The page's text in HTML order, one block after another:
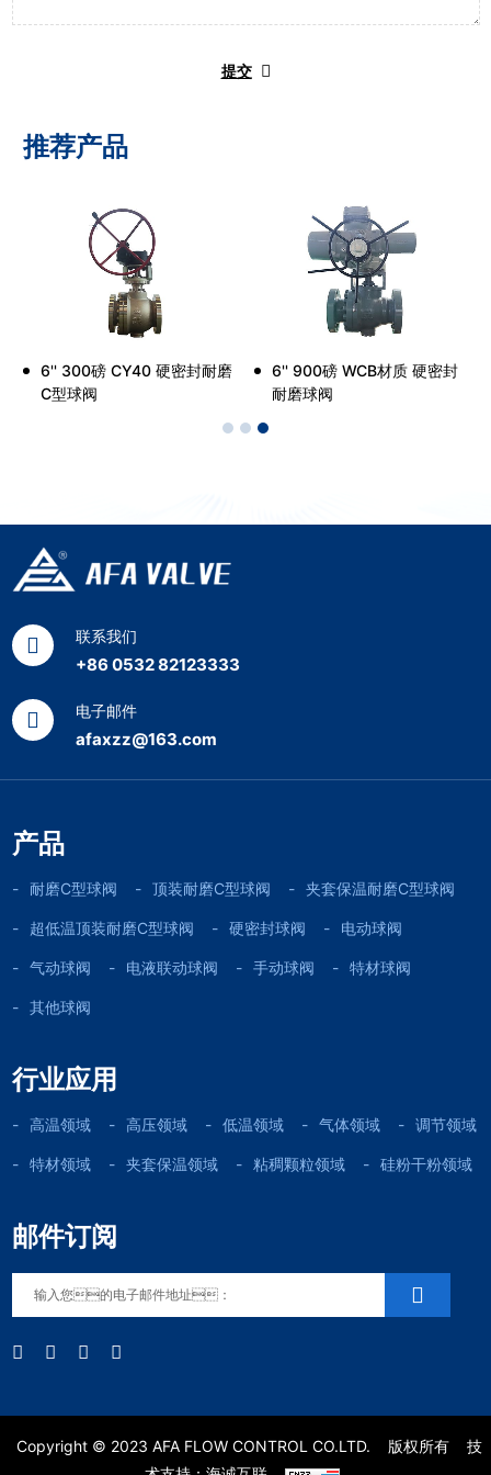
提交
推荐产品
6'' 300磅 CY40 硬密封耐磨
C型球阀
6'' 900磅 WCB材质 硬密封
耐磨球阀
联系我们
+86 0532 82123333
电子邮件
afaxzz@163.com
产品
耐磨C型球阀 顶装耐磨C型球阀 夹套保温耐磨C型球阀
超低温顶装耐磨C型球阀 硬密封球阀 电动球阀
气动球阀 电液联动球阀 手动球阀 特材球阀
其他球阀
行业应用
高温领域 高压领域 低温领域 气体领域 调节领域
特材领域 夹套保温领域 粘稠颗粒领域 硅粉干粉领域
邮件订阅
Copyright © 2023 AFA FLOW CONTROL CO.LTD. 版权所有
技